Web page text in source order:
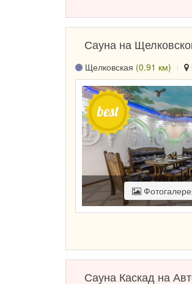
Сауна на
Щелковская (0.91 км)
Сауна Каскад на